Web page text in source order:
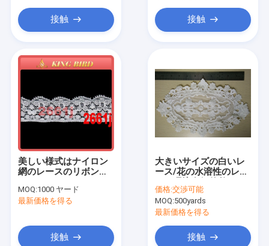
場合
引用を要求しなさい
女性のための布ベルト
注文の衣類ボタン
刺繍されたレースの生地
衣類のモチーフ
レース トリム ファブリック
装飾的なレースのトリム
接触 接触
美しい様式はナイロン
網のレースのリボンの
kintted
MOQ:1000 ヤード
最新価格を得る
接触
大きいサイズの白いレ
ース/花の水溶性のレー
す
価格:交渉可能
MOQ:500yards
最新価格を得る
接触